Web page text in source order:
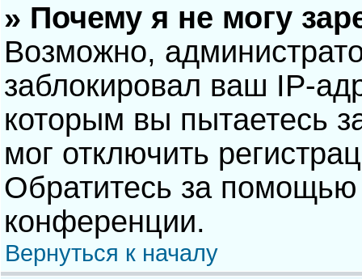
» Почему я не могу
Возможно,
заблокировал ваш IP-
которым вы пытаетесь
мог отключить
Обратитесь за помощью
конференции.
Вернуться к началу